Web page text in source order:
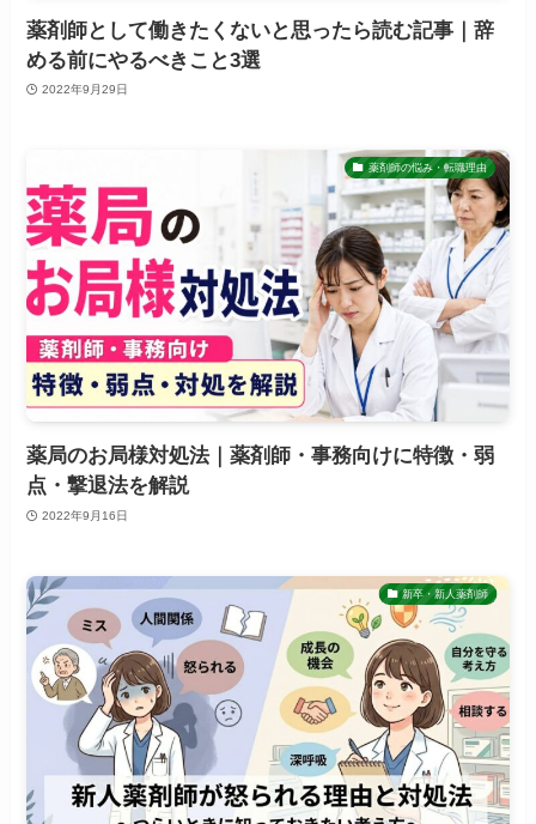
薬剤師として働きたくないと思ったら読む記事｜辞
める前にやるべきこと3選
2022年9月29日
薬剤師の悩み・転職理由
薬局のお局様対処法｜薬剤師・事務向けに特徴・弱
点・撃退法を解説
2022年9月16日
新卒・新人薬剤師